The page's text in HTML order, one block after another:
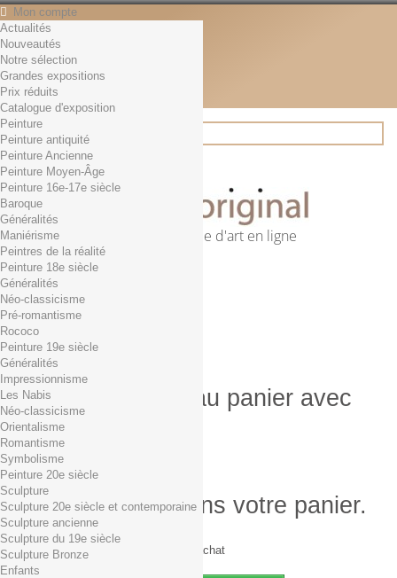
Mon compte
Contact
Français
English
Français
Actualités
Rechercher
Première librairie d'art en ligne
Panier (vide)
Aucun produit
0,01€ dès 29€ d'achat
0,00 € Total
Commander
Produit ajouté au panier avec
succès
Quantité
Total
Il y a 1 produit dans votre panier.
Total produits TTC
Frais de port TTC
0,01€ dès 29€ d'achat
Total TTC
Actualités
Nouveautés
Notre sélection
Grandes expositions
Prix réduits
Catalogue d'exposition
Peinture
Peinture antiquité
Peinture Ancienne
Peinture Moyen-Âge
Peinture 16e-17e siècle
Baroque
Généralités
Maniérisme
Peintres de la réalité
Peinture 18e siècle
Généralités
Néo-classicisme
Pré-romantisme
Rococo
Peinture 19e siècle
Généralités
Impressionnisme
Les Nabis
Néo-classicisme
Orientalisme
Romantisme
Symbolisme
Peinture 20e siècle
Sculpture
Sculpture 20e siècle et contemporaine
Sculpture ancienne
Sculpture du 19e siècle
Sculpture Bronze
Enfants